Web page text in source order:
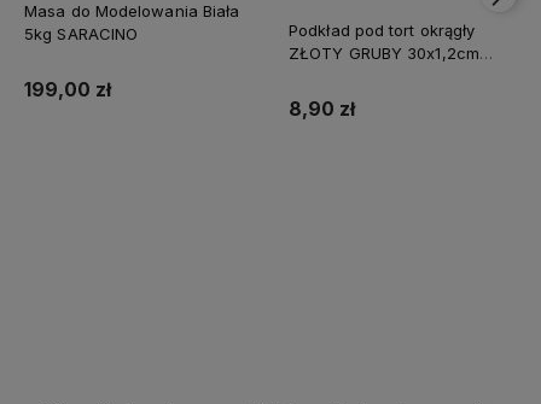
Masa do Modelowania Biała
5kg SARACINO
199,00 zł
Podkład pod tort okrągły
ZŁOTY GRUBY 30x1,2cm
8,90 zł